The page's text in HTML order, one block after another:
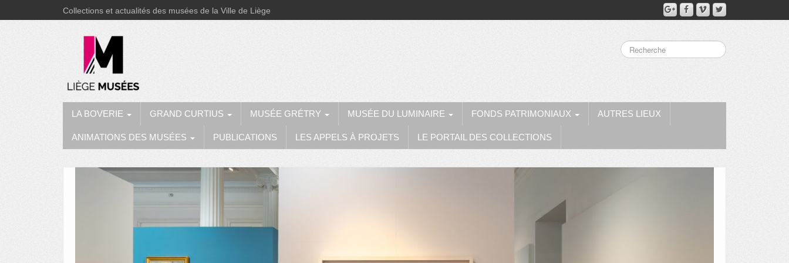
Collections et actualités des musées de la Ville de Liège
LA BOVERIE GRAND CURTIUS MUSÉE GRÉTRY MUSÉE DU LUMINAIRE FONDS PATRIMONIAUX AUTRES LIEUX
ANIMATIONS DES MUSÉES PUBLICATIONS LES APPELS À PROJETS LE PORTAIL DES COLLECTIONS